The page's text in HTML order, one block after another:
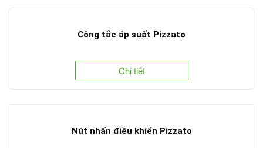
Công tắc áp suất Pizzato
Chi tiết
Nút nhấn điều khiển Pizzato